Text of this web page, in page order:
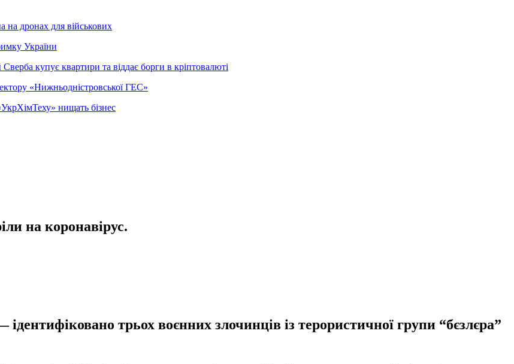
на дронах для військових
України
купує квартири та віддає борги в кріптовалюті
«Нижньодністровської ГЕС»
нищать бізнес
на коронавірус.
трьох воєнних злочинців із терористичної групи “бєзлєра”